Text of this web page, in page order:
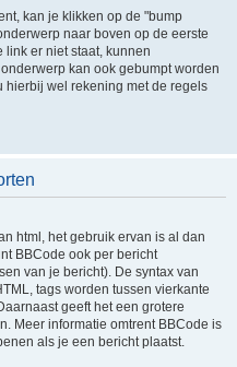
kan je klikken op de "bump
naar boven op de eerste
er niet staat, kunnen
kan ook gebumpt worden
hierbij wel rekening met de regels
html, het gebruik ervan is al dan
BBCode ook per bericht
van je bericht). De syntax van
tags worden tussen vierkante
geeft het een grotere
Meer informatie omtrent BBCode is
als je een bericht plaatst.